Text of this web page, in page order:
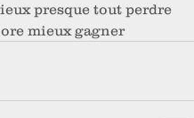
presque tout perdre
mieux gagner